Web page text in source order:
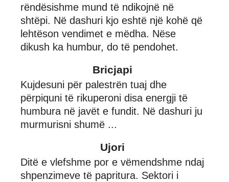
rëndësishme mund të ndikojnë në
shtëpi. Në dashuri kjo eshtë një kohë që
lehtëson vendimet e mëdha. Nëse
dikush ka humbur, do të pendohet.
Bricjapi
Kujdesuni për palestrën tuaj dhe
përpiquni të rikuperoni disa energji të
humbura në javët e fundit. Në dashuri ju
murmurisni shumë ...
Ujori
Ditë e vlefshme por e vëmendshme ndaj
shpenzimeve të papritura. Sektori i